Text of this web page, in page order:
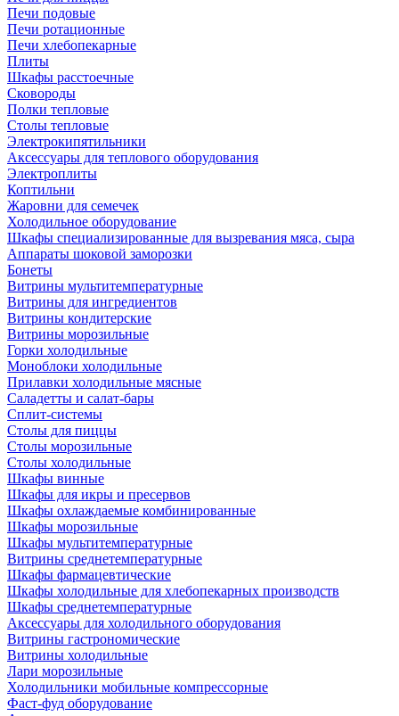
Печи подовые
Печи ротационные
Печи хлебопекарные
Плиты
Шкафы расстоечные
Сковороды
Полки тепловые
Столы тепловые
Электрокипятильники
Аксессуары для теплового оборудования
Электроплиты
Коптильни
Жаровни для семечек
Холодильное оборудование
Шкафы специализированные для вызревания мяса, сыра
Аппараты шоковой заморозки
Бонеты
Витрины мультитемпературные
Витрины для ингредиентов
Витрины кондитерские
Витрины морозильные
Горки холодильные
Моноблоки холодильные
Прилавки холодильные мясные
Саладетты и салат-бары
Сплит-системы
Столы для пиццы
Столы морозильные
Столы холодильные
Шкафы винные
Шкафы для икры и пресервов
Шкафы охлаждаемые комбинированные
Шкафы морозильные
Шкафы мультитемпературные
Витрины среднетемпературные
Шкафы фармацевтические
Шкафы холодильные для хлебопекарных производств
Шкафы среднетемпературные
Аксессуары для холодильного оборудования
Витрины гастрономические
Витрины холодильные
Лари морозильные
Холодильники мобильные компрессорные
Фаст-фуд оборудование